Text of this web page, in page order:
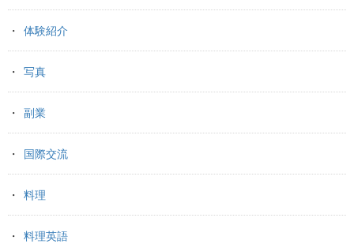
体験紹介
写真
副業
国際交流
料理
料理英語